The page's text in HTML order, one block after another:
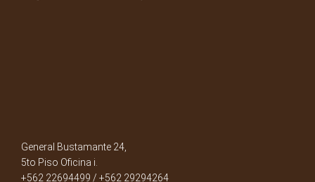
General Bustamante 24,
5to Piso Oficina i.
+562 22694499 / +562 29294264